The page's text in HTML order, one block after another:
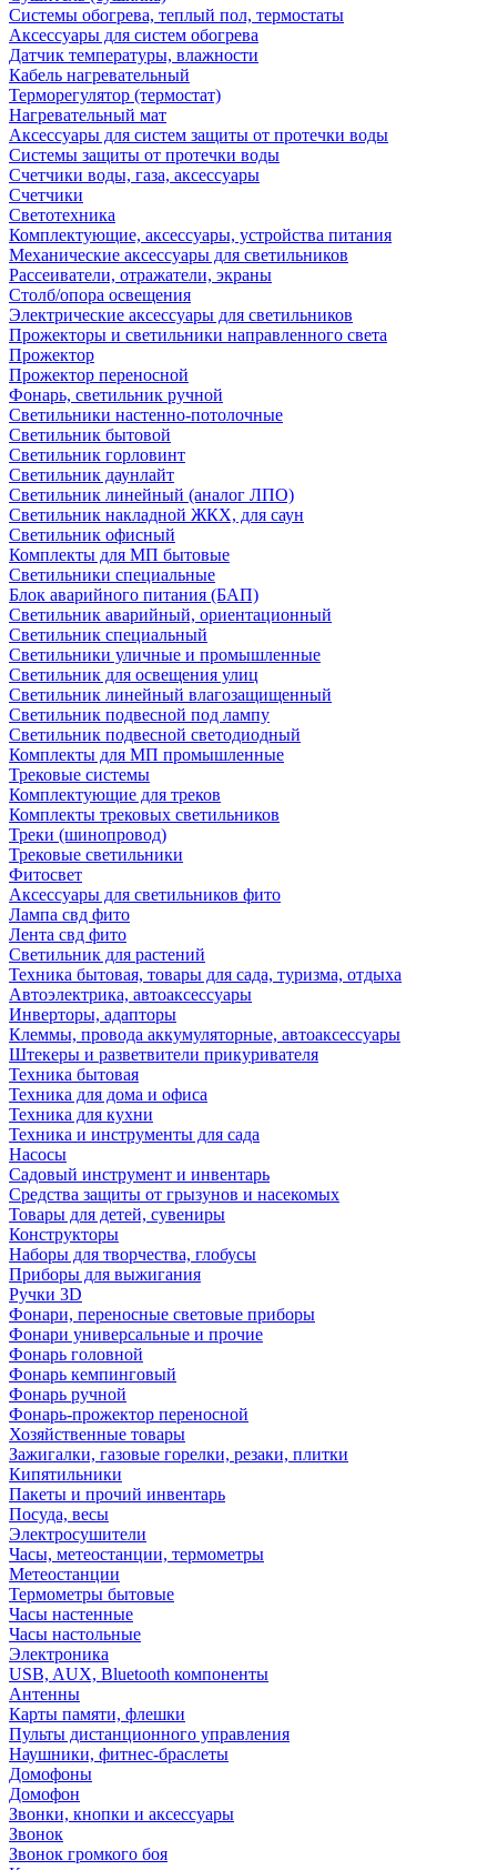
Системы обогрева, теплый пол, термостаты
Аксессуары для систем обогрева
Датчик температуры, влажности
Кабель нагревательный
Терморегулятор (термостат)
Нагревательный мат
Аксессуары для систем защиты от протечки воды
Системы защиты от протечки воды
Счетчики воды, газа, аксессуары
Счетчики
Светотехника
Комплектующие, аксессуары, устройства питания
Механические аксессуары для светильников
Рассеиватели, отражатели, экраны
Столб/опора освещения
Электрические аксессуары для светильников
Прожекторы и светильники направленного света
Прожектор
Прожектор переносной
Фонарь, светильник ручной
Светильники настенно-потолочные
Светильник бытовой
Светильник горловинт
Светильник даунлайт
Светильник линейный (аналог ЛПО)
Светильник накладной ЖКХ, для саун
Светильник офисный
Комплекты для МП бытовые
Светильники специальные
Блок аварийного питания (БАП)
Светильник аварийный, ориентационный
Светильник специальный
Светильники уличные и промышленные
Светильник для освещения улиц
Светильник линейный влагозащищенный
Светильник подвесной под лампу
Светильник подвесной светодиодный
Комплекты для МП промышленные
Трековые системы
Комплектующие для треков
Комплекты трековых светильников
Треки (шинопровод)
Трековые светильники
Фитосвет
Аксессуары для светильников фито
Лампа свд фито
Лента свд фито
Светильник для растений
Техника бытовая, товары для сада, туризма, отдыха
Автоэлектрика, автоаксессуары
Инверторы, адапторы
Клеммы, провода аккумуляторные, автоаксессуары
Штекеры и разветвители прикуривателя
Техника бытовая
Техника для дома и офиса
Техника для кухни
Техника и инструменты для сада
Насосы
Садовый инструмент и инвентарь
Средства защиты от грызунов и насекомых
Товары для детей, сувениры
Конструкторы
Наборы для творчества, глобусы
Приборы для выжигания
Ручки 3D
Фонари, переносные световые приборы
Фонари универсальные и прочие
Фонарь головной
Фонарь кемпинговый
Фонарь ручной
Фонарь-прожектор переносной
Хозяйственные товары
Зажигалки, газовые горелки, резаки, плитки
Кипятильники
Пакеты и прочий инвентарь
Посуда, весы
Электросушители
Часы, метеостанции, термометры
Метеостанции
Термометры бытовые
Часы настенные
Часы настольные
Электроника
USB, AUX, Bluetooth компоненты
Антенны
Карты памяти, флешки
Пульты дистанционного управления
Наушники, фитнес-браслеты
Домофоны
Домофон
Звонки, кнопки и аксессуары
Звонок
Звонок громкого боя